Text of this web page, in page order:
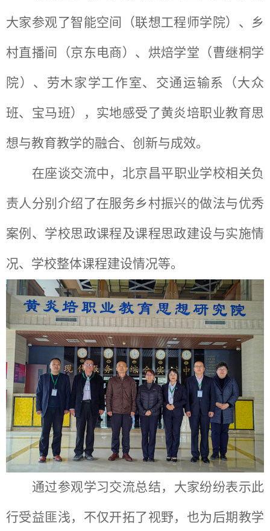
大家参观了智能空间（联想工程师学院）、乡
村直播间（京东电商）、烘焙学堂（曹继桐学
院）、劳木家学工作室、交通运输系（大众
班、宝马班），实地感受了黄炎培职业教育思
想与教育教学的融合、创新与成效。
在座谈交流中，北京昌平职业学校相关负
责人分别介绍了在服务乡村振兴的做法与优秀
案例、学校思政课程及课程思政建设与实施情
况、学校整体课程建设情况等。
通过参观学习交流总结，大家纷纷表示此
行受益匪浅，不仅开拓了视野，也为后期教学